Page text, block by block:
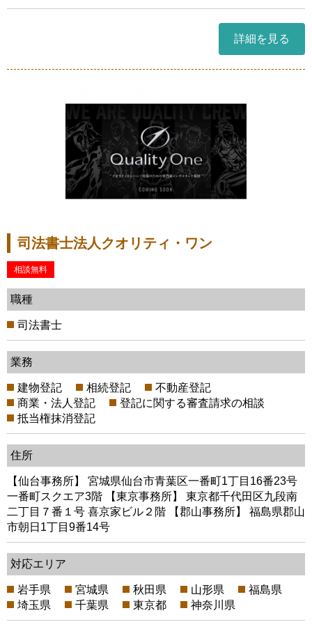
詳細を見る
司法書士法人クオリティ・ワン
相談無料
職種
司法書士
業務
建物登記 相続登記
不動産登記
商業・法人登記
登記に関する審査請求の相談
抵当権抹消登記
住所
【仙台事務所】 宮城県仙台市青葉区一番町1丁目16番23号
一番町スクエア3階 【東京事務所】 東京都千代田区九段南
二丁目７番１号 喜京家ビル２階 【郡山事務所】 福島県郡山
市朝日1丁目9番14号
対応エリア
岩手県 宮城県 秋田県 山形県
福島県
埼玉県
千葉県 東京都 神奈川県